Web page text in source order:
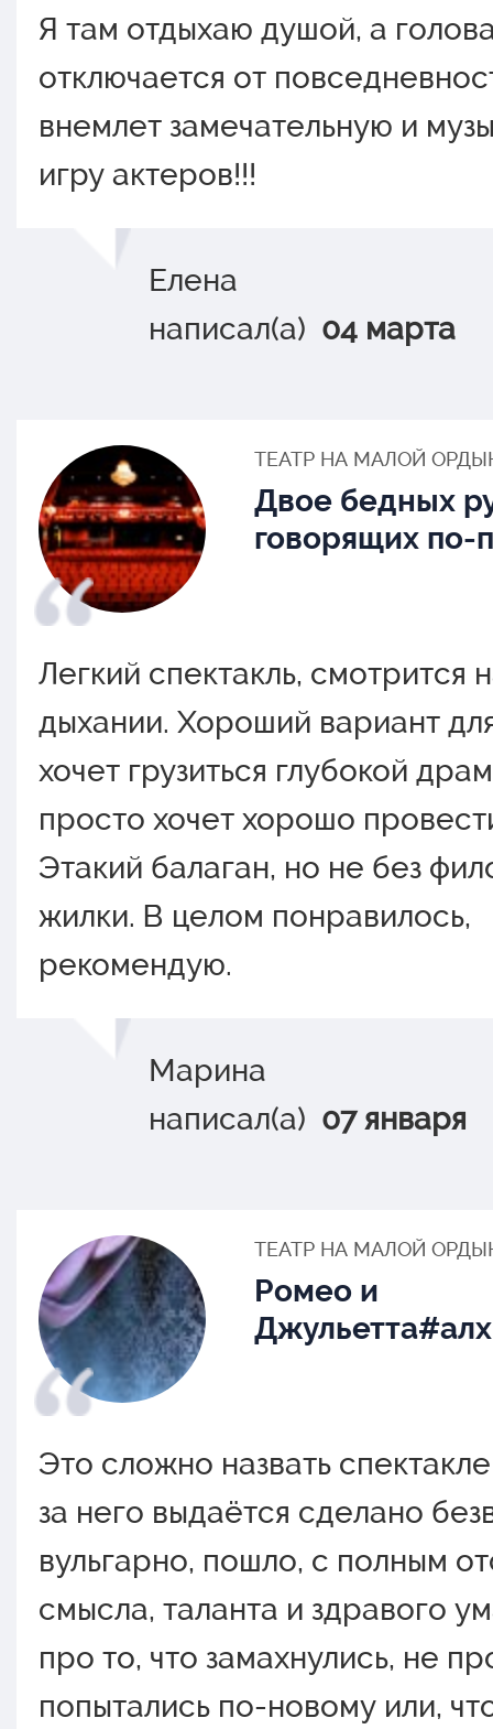
Я там отдыхаю душой, а
отключается от
внемлет замечательную и
игру актеров!!!
Елена
написал(а) 04 марта
ТЕАТР НА МАЛОЙ
Двое бедных
говорящих по-
Легкий спектакль, смотрится
дыхании. Хороший вариант
хочет грузиться глубокой
просто хочет хорошо
Этакий балаган, но не без
жилки. В целом понравилось,
рекомендую.
Марина
написал(а) 07 января
ТЕАТР НА МАЛОЙ
Ромео и
Это сложно назвать
за него выдаётся сделано
вульгарно, пошло, с полным
смысла, таланта и здравого
про то, что замахнулись, не
попытались по-новому или,